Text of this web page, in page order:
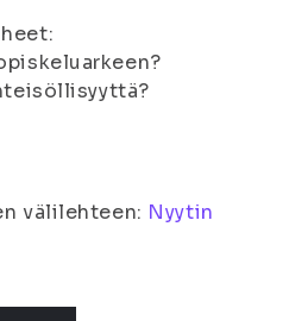
välilehteen: Nyytin